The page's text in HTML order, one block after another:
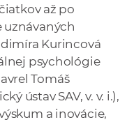
až po
Kurincová
psychológie
Tomáš
ústav SAV, v. v. i.),
a inovácie,